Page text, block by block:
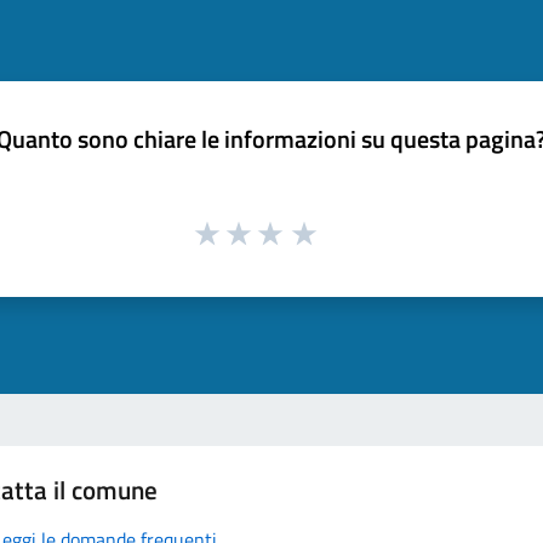
sono chiare le informazioni su questa
il comune